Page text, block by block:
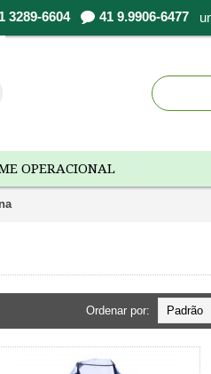
3289-6604 41 9.9906-6477
OPERACIONAL
Ordenar por: